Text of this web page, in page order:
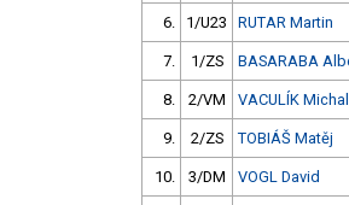
6. 1/U23 RUTAR Martin
7. 1/ZS BASARABA
8. 2/VM VACULÍK Michal
9. 2/ZS TOBIÁŠ Matěj
10. 3/DM VOGL David